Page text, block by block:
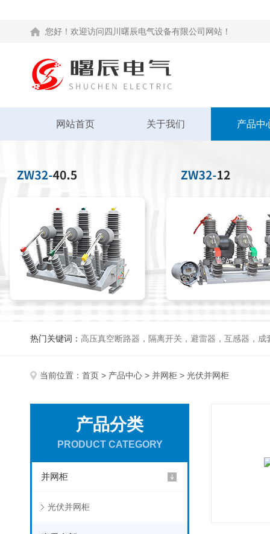
您好！欢迎访问四川曙辰电气设备有限公司网站！
网站首页 关于我们 产品中
热门关键词： 高压真空断路器，隔离开关，避雷器，互感器，成
当前位置： 首页 > 产品中心 > 并网柜 > 光伏并网柜
产品分类
PRODUCT CATEGORY
并网柜
光伏并网柜